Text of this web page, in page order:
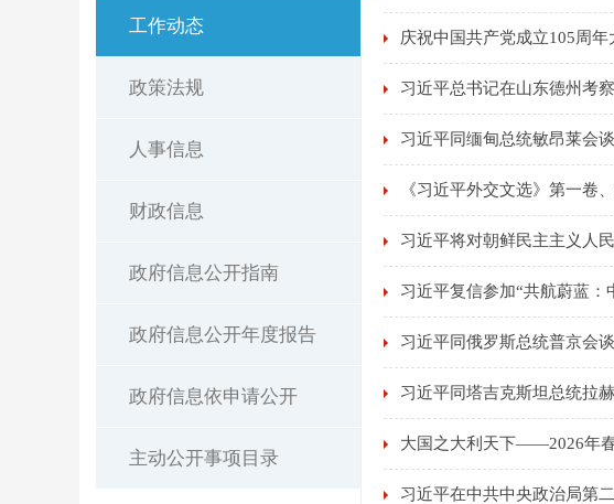
工作动态
政策法规
人事信息
财政信息
政府信息公开指南
政府信息公开年度报告
政府信息依申请公开
主动公开事项目录
庆祝中国共产党成立105周
习近平总书记在山东德州考
习近平同缅甸总统敏昂莱会谈
《习近平外交文选》第一卷
习近平将对朝鲜民主主义人
习近平复信参加“共航蔚蓝
习近平同俄罗斯总统普京会谈
习近平同塔吉克斯坦总统拉
大国之大利天下——2026年
习近平在中共中央政治局第